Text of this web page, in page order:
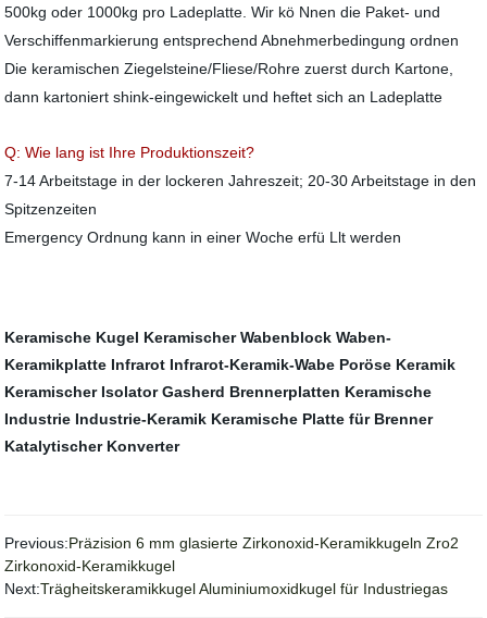
500kg oder 1000kg pro Ladeplatte. Wir kö Nnen die Paket- und
Verschiffenmarkierung entsprechend Abnehmerbedingung ordnen
Die keramischen Ziegelsteine/Fliese/Rohre zuerst durch Kartone,
dann kartoniert shink-eingewickelt und heftet sich an Ladeplatte
Q: Wie lang ist Ihre Produktionszeit?
7-14 Arbeitstage in der lockeren Jahreszeit; 20-30 Arbeitstage in den
Spitzenzeiten
Emergency Ordnung kann in einer Woche erfü Llt werden
Keramische Kugel Keramischer Wabenblock Waben-
Keramikplatte Infrarot Infrarot-Keramik-Wabe Poröse Keramik
Keramischer Isolator Gasherd Brennerplatten Keramische
Industrie Industrie-Keramik Keramische Platte für Brenner
Katalytischer Konverter
Previous:Präzision 6 mm glasierte Zirkonoxid-Keramikkugeln Zro2
Zirkonoxid-Keramikkugel
Next:Trägheitskeramikkugel Aluminiumoxidkugel für Industriegas